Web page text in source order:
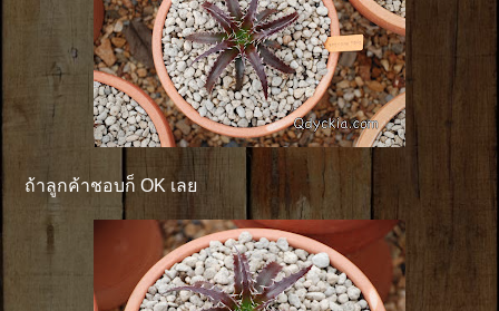
ถ้าลูกค้าชอบก็ OK เลย